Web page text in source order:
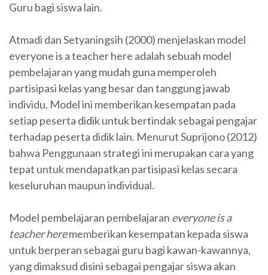
Guru bagi siswa lain.
Atmadi dan Setyaningsih (2000) menjelaskan model
everyone is a teacher here adalah sebuah model
pembelajaran yang mudah guna memperoleh
partisipasi kelas yang besar dan tanggung jawab
individu. Model ini memberikan kesempatan pada
setiap peserta didik untuk bertindak sebagai pengajar
terhadap peserta didik lain. Menurut Suprijono (2012)
bahwa Penggunaan strategi ini merupakan cara yang
tepat untuk mendapatkan partisipasi kelas secara
keseluruhan maupun individual.
Model pembelajaran pembelajaran everyone is a
teacher herememberikan kesempatan kepada siswa
untuk berperan sebagai guru bagi kawan-kawannya,
yang dimaksud disini sebagai pengajar siswa akan